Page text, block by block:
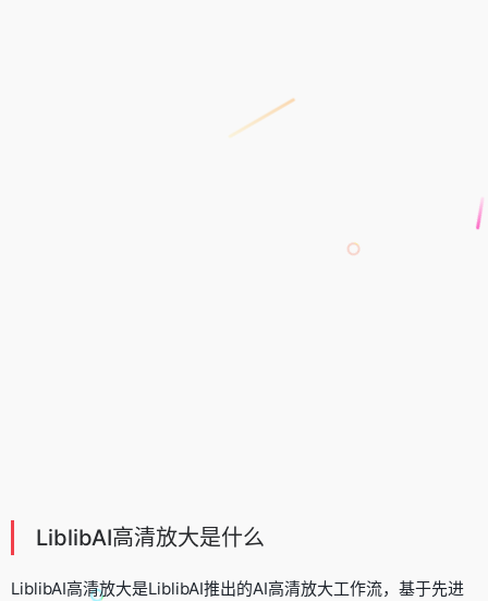
LiblibAI高清放大是什么
LiblibAI高清放大是LiblibAI推出的AI高清放大工作流，基于先进